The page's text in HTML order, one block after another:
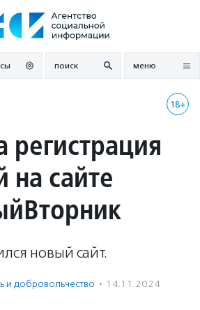
поиск меню
18+
регистрация
на сайте
новый сайт.
и доброволь­чест­во · 14.11.2024